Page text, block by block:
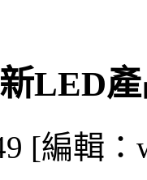
LED
[編輯：